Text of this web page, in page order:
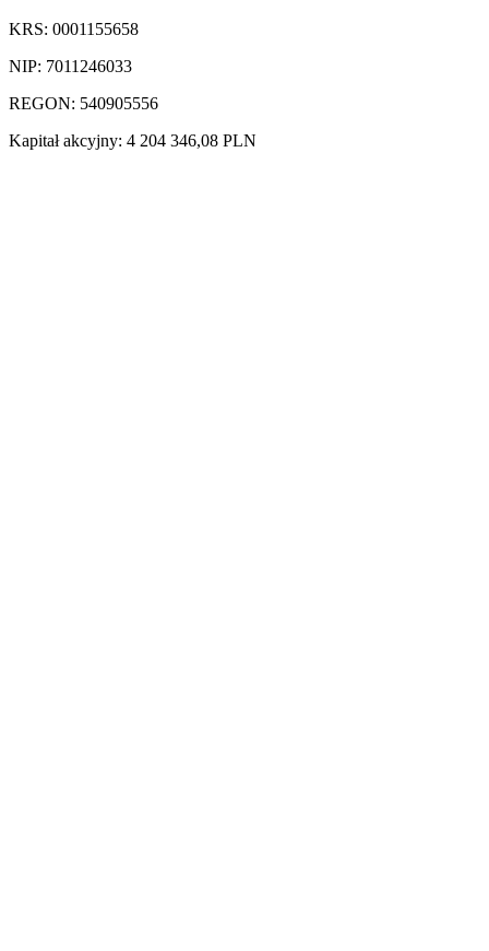
KRS: 0001155658
NIP: 7011246033
REGON: 540905556
Kapitał akcyjny: 4 204 346,08 PLN